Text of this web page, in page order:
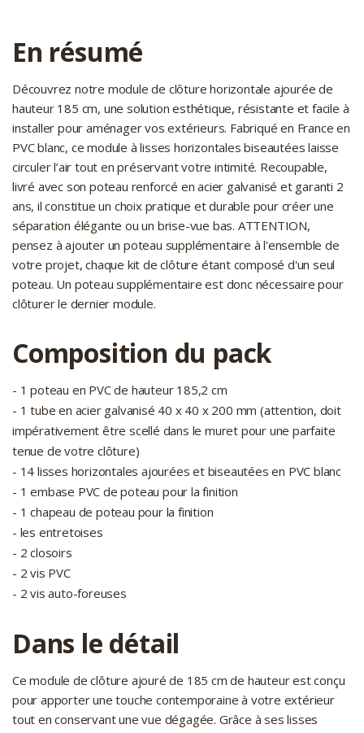
En résumé
Découvrez notre module de clôture horizontale ajourée de
hauteur 185 cm, une solution esthétique, résistante et facile à
installer pour aménager vos extérieurs. Fabriqué en France en
PVC blanc, ce module à lisses horizontales biseautées laisse
circuler l’air tout en préservant votre intimité. Recoupable,
livré avec son poteau renforcé en acier galvanisé et garanti 2
ans, il constitue un choix pratique et durable pour créer une
séparation élégante ou un brise-vue bas. ATTENTION,
pensez à ajouter un poteau supplémentaire à l'ensemble de
votre projet, chaque kit de clôture étant composé d'un seul
poteau. Un poteau supplémentaire est donc nécessaire pour
clôturer le dernier module.
Composition du pack
- 1 poteau en PVC de hauteur 185,2 cm
- 1 tube en acier galvanisé 40 x 40 x 200 mm (attention, doit
impérativement être scellé dans le muret pour une parfaite
tenue de votre clôture)
- 14 lisses horizontales ajourées et biseautées en PVC blanc
- 1 embase PVC de poteau pour la finition
- 1 chapeau de poteau pour la finition
- les entretoises
- 2 closoirs
- 2 vis PVC
- 2 vis auto-foreuses
Dans le détail
Ce module de clôture ajouré de 185 cm de hauteur est conçu
pour apporter une touche contemporaine à votre extérieur
tout en conservant une vue dégagée. Grâce à ses lisses